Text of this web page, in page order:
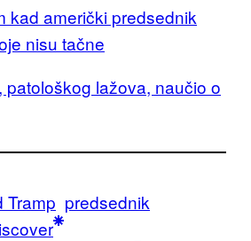
kad američki predsednik
nisu tačne
patološkog lažova, naučio o
Tramp predsednik